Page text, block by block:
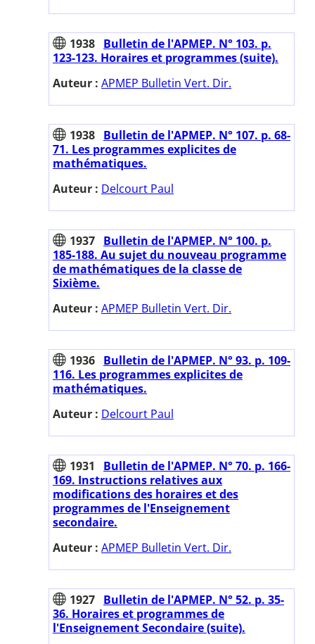
1938 Bulletin de l'APMEP. N° 103. p.
123-123. Horaires et programmes (suite).
Auteur : APMEP Bulletin Vert. Dir.
1938 Bulletin de l'APMEP. N° 107. p. 68-
71. Les programmes explicites de
mathématiques.
Auteur : Delcourt Paul
1937 Bulletin de l'APMEP. N° 100. p.
185-188. Au sujet du nouveau programme
de mathématiques de la classe de
Sixième.
Auteur : APMEP Bulletin Vert. Dir.
1936 Bulletin de l'APMEP. N° 93. p. 109-
116. Les programmes explicites de
mathématiques.
Auteur : Delcourt Paul
1931
Bulletin de l'APMEP. N° 70. p. 166-
169. Instructions relatives aux
modifications des horaires et des
programmes de l'Enseignement
secondaire.
Auteur : APMEP Bulletin Vert. Dir.
1927 Bulletin de l'APMEP. N° 52. p. 35-
36. Horaires et programmes de
l'Enseignement Secondaire (suite).